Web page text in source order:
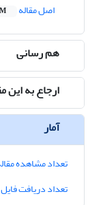
اصل مقاله
هم رسانی
ارجاع به این
آمار
تعداد مشاهده
تعداد دریافت